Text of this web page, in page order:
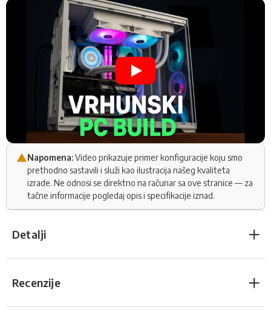
Napomena:Video prikazuje primer konfiguracije koju smo
prethodno sastavili i služi kao ilustracija našeg kvaliteta
izrade. Ne odnosi se direktno na računar sa ove stranice — za
tačne informacije pogledaj opis i specifikacije iznad.
Detalji
Recenzije